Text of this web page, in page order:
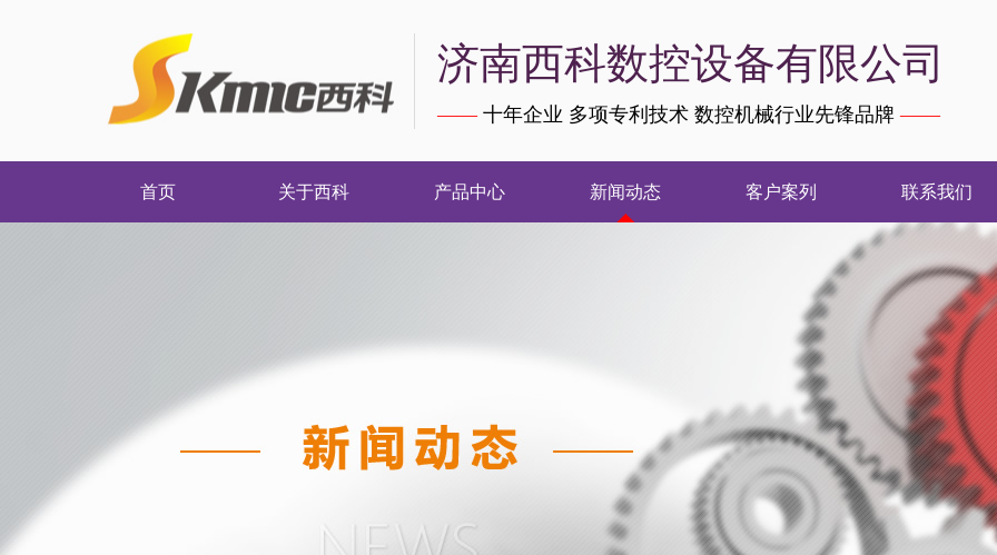
济南西科数控设备有限公司
——十年企业 多项专利技术 数控机械行业先锋品牌——
首页 关于西科 产品中心 新闻动态 客户案列 联系我们